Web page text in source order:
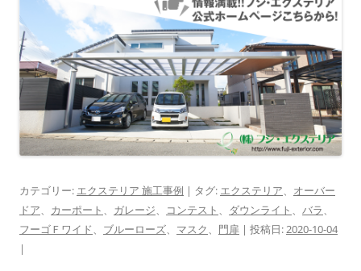
カテゴリー: エクステリア 施工事例 | タグ: エクステリア、 オーバー
ドア、 カーポート 、 ガレージ、 コンテスト 、 ダウンライト 、 バラ、
フーゴＦワイド、 ブルーローズ、 マスク、 門扉 | 投稿日:2020-10-04
|